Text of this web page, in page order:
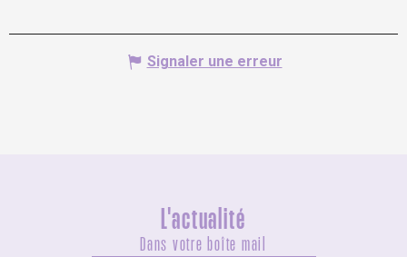
Signaler une erreur
L'actualité
Dans votre boîte mail